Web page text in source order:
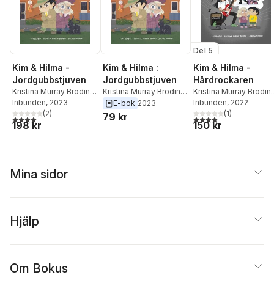
Kim & Hilma -
Jordgubbstjuven
Kristina Murray Brodin,
Leo Brodin
Inbunden, 2023
4,0utav 5 stjärnor. Totalt antal röster:
(2)
198 kr
Kim & Hilma :
Jordgubbstjuven
Kristina Murray Brodin,
Leo Brodin
E-bok 2023
79 kr
Del 5
Kim & Hilma -
Hårdrockaren
Kristina Murray Brodin,
Leo Brodin
Inbunden, 2022
4,0utav 5 stjärnor.
(1)
150 kr
Mina sidor
Hjälp
Om Bokus